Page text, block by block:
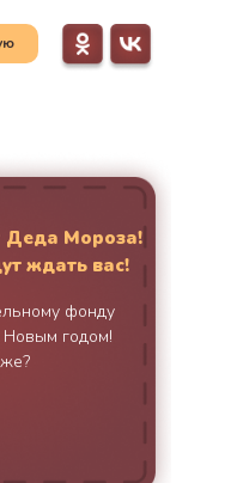
фонду
Новым годом!
Деда Мороза!
ждать вас!